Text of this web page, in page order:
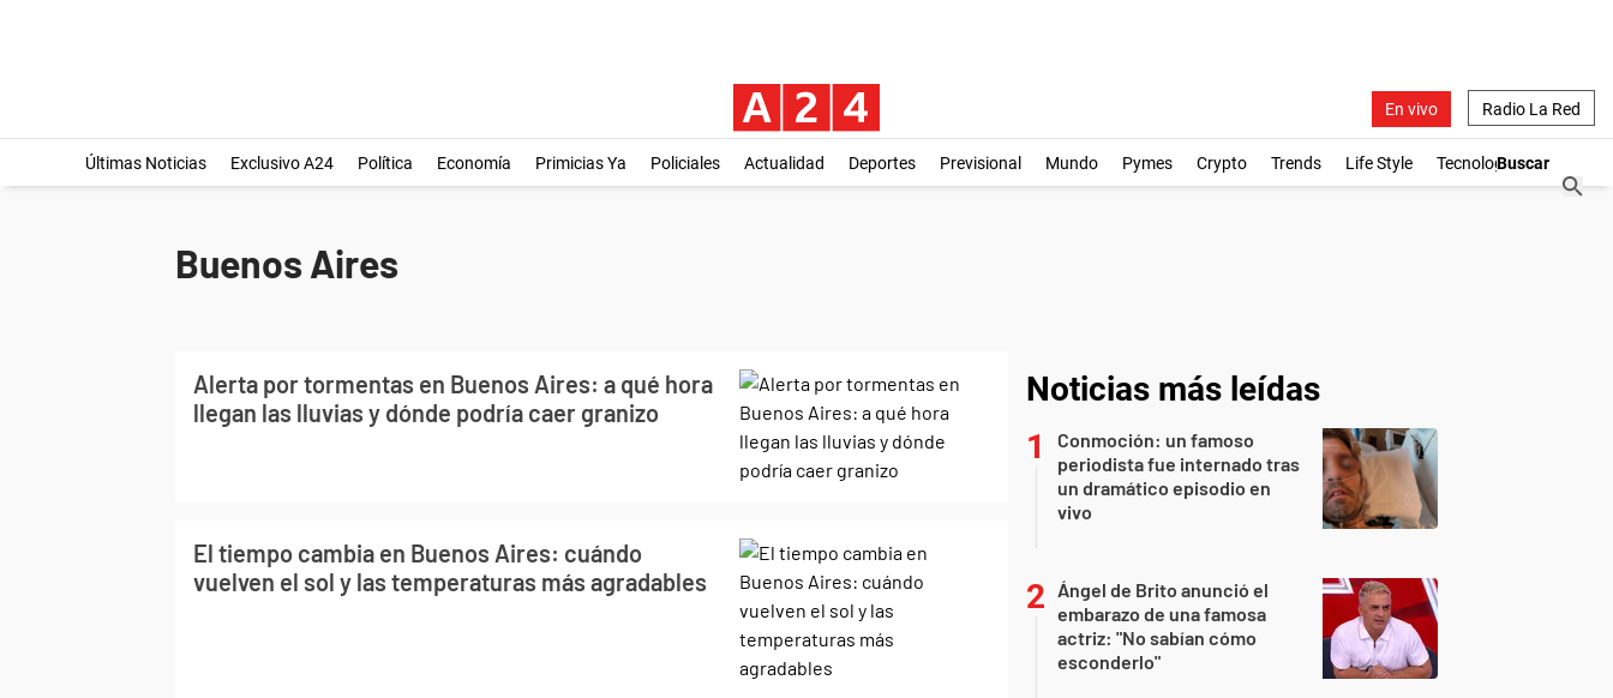
En vivo Radio La Red
Últimas Noticias Exclusivo A24 Política Economía Primicias Ya Policiales Actualidad Deportes Previsional Mundo Pymes Crypto Trends Life Style Tecnología
Buenos Aires
Alerta por tormentas en Buenos Aires: a qué hora
llegan las lluvias y dónde podría caer granizo
El tiempo cambia en Buenos Aires: cuándo
vuelven el sol y las temperaturas más agradables
Noticias más leídas
Conmoción: un famoso
periodista fue internado tras
un dramático episodio en
vivo
Ángel de Brito anunció el
embarazo de una famosa
actriz: "No sabían cómo
esconderlo"